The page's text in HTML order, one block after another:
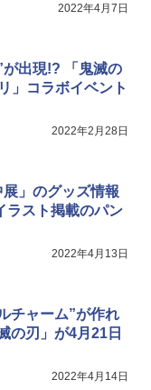
2022年4月7日
出現!? 「鬼滅の
」コラボイベント
2022年2月28日
展」のグッズ情報
ラスト掲載のパン
2022年4月13日
チャーム”が作れ
の刃」が4月21日
2022年4月14日